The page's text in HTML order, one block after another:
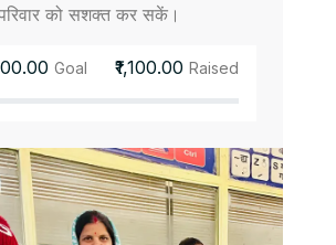
को सशक्त कर सकें।
Goal ₹1,100.00 Raised